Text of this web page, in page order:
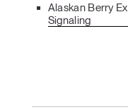
Alaskan Berry
Signaling